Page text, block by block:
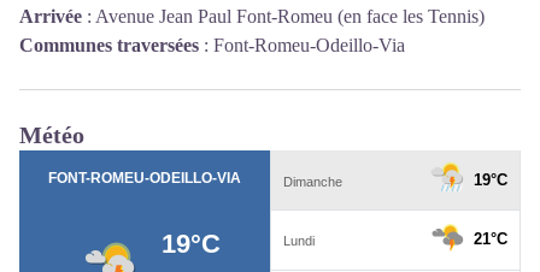
Arrivée : Avenue Jean Paul Font-Romeu (en face les Tennis)
Communes traversées : Font-Romeu-Odeillo-Via
Météo